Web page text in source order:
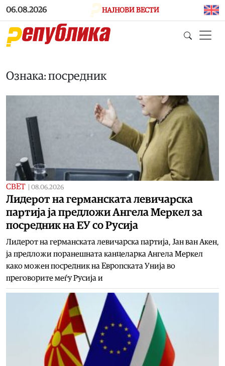
Skip to main content
06.08.2026 НАЈНОВИ ВЕСТИ
Ознака: посредник
СВЕТ 08.06.2026
Лидерот на германската левичарска
партија ја предложи Ангела Меркел за
посредник на ЕУ со Русија
Лидерот на германската левичарска партија, Јан ван Акен,
ја предложи поранешната канцеларка Ангела Меркел
како можен посредник на Европската Унија во
преговорите меѓу Русија и